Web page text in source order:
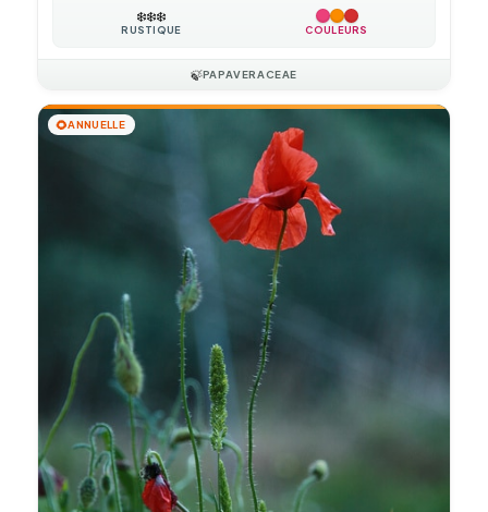
❄️❄️❄️
RUSTIQUE COULEURS
🍃PAPAVERACEAE
🌻ANNUELLE